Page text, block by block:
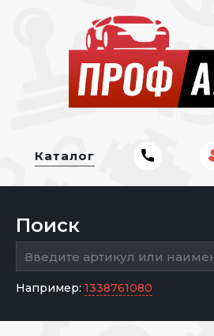
Каталог
Поиск
Например: 1338761080